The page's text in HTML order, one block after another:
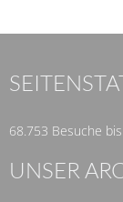
68.753 Besuche
UNSER